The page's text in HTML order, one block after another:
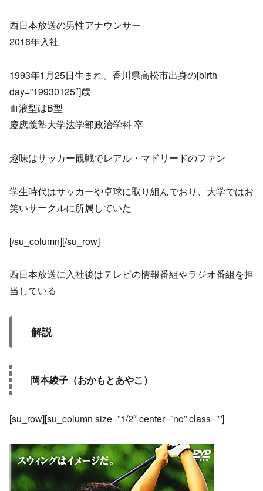
西日本放送の男性アナウンサー
2016年入社
1993年1月25日生まれ、香川県高松市出身の[birth
day=”19930125″]歳
血液型はB型
慶應義塾大学法学部政治学科 卒
趣味はサッカー観戦でレアル・マドリードのファン
学生時代はサッカーや卓球に取り組んでおり、大学ではお
笑いサークルに所属していた
[/su_column][/su_row]
西日本放送に入社後はテレビの情報番組やラジオ番組を担
当している
解説
岡本綾子（おかもとあやこ）
[su_row][su_column size=”1/2″ center=”no” class=””]